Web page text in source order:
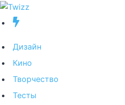
Дизайн
Кино
Творчество
Тесты